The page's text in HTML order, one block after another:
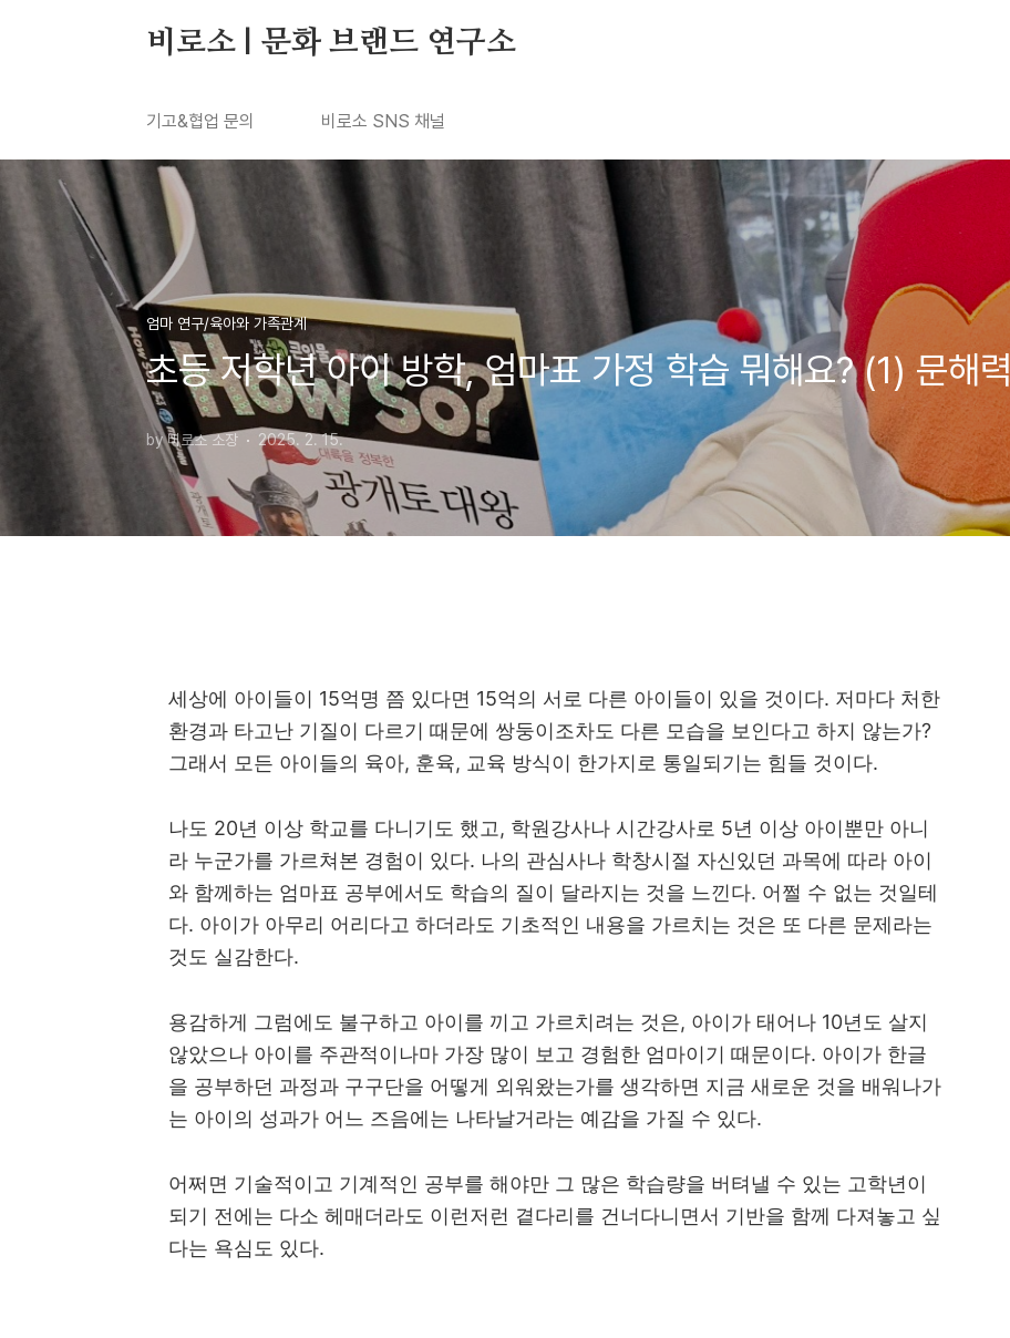
비로소 | 문화 브랜드 연구소
기고&협업 문의 비로소 SNS 채널
엄마 연구/육아와 가족관계
초등 저학년 아이 방학, 엄마표 가정 학습 뭐해요? (1) 문해력
by 비로소 소장 2025. 2. 15.
세상에 아이들이 15억명 쯤 있다면 15억의 서로 다른 아이들이 있을 것이다. 저마다 처한
환경과 타고난 기질이 다르기 때문에 쌍둥이조차도 다른 모습을 보인다고 하지 않는가?
그래서 모든 아이들의 육아, 훈육, 교육 방식이 한가지로 통일되기는 힘들 것이다.
나도 20년 이상 학교를 다니기도 했고, 학원강사나 시간강사로 5년 이상 아이뿐만 아니
라 누군가를 가르쳐본 경험이 있다. 나의 관심사나 학창시절 자신있던 과목에 따라 아이
와 함께하는 엄마표 공부에서도 학습의 질이 달라지는 것을 느낀다. 어쩔 수 없는 것일테
다. 아이가 아무리 어리다고 하더라도 기초적인 내용을 가르치는 것은 또 다른 문제라는
것도 실감한다.
용감하게 그럼에도 불구하고 아이를 끼고 가르치려는 것은, 아이가 태어나 10년도 살지
않았으나 아이를 주관적이나마 가장 많이 보고 경험한 엄마이기 때문이다. 아이가 한글
을 공부하던 과정과 구구단을 어떻게 외워왔는가를 생각하면 지금 새로운 것을 배워나가
는 아이의 성과가 어느 즈음에는 나타날거라는 예감을 가질 수 있다.
어쩌면 기술적이고 기계적인 공부를 해야만 그 많은 학습량을 버텨낼 수 있는 고학년이
되기 전에는 다소 헤매더라도 이런저런 곁다리를 건너다니면서 기반을 함께 다져놓고 싶
다는 욕심도 있다.